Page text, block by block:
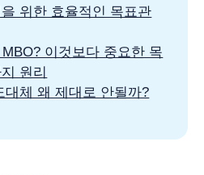
위한 효율적인 목표관
이것보다 중요한 목
원리
대체 왜 제대로 안될까?